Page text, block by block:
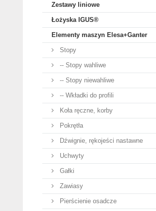
Zestawy liniowe
Łożyska IGUS®
Elementy maszyn Elesa+Ganter
Stopy
-- Stopy wahliwe
-- Stopy niewahliwe
-- Wkładki do profili
Koła ręczne, korby
Pokrętła
Dźwignie, rękojeści nastawne
Uchwyty
Gałki
Zawiasy
Pierścienie osadcze